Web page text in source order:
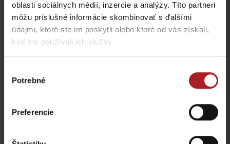
oblasti sociálnych médií, inzercie a analýzy. Títo partneri
môžu príslušné informácie skombinovať s ďalšími
údajmi, ktoré ste im poskytli alebo ktoré od vás získali,
keď ste používali ich služby.
súhlasu
Potrebné
Preferencie